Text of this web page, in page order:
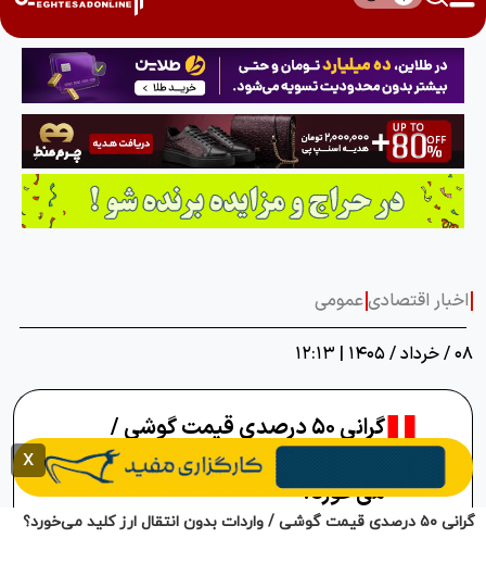
گرانی ۵۰ درصدی قیمت گوشی / واردات بدون انتقال ارز کلید می‌خورد؟